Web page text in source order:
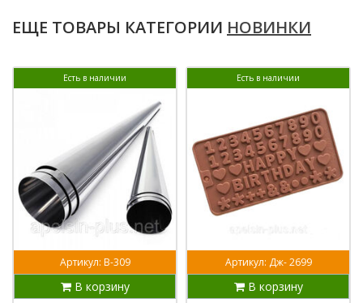
ЕЩЕ ТОВАРЫ КАТЕГОРИИ НОВИНКИ
Есть в наличии
Артикул: В-309
В корзину
Есть в наличии
Артикул: Дж- 2699
В корзину